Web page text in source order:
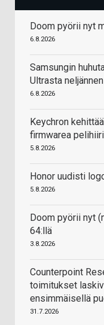
Doom pyörii nyt
6.8.2026
Samsungin
Ultrasta
6.8.2026
Keychron
firmwarea
5.8.2026
Honor uudisti
5.8.2026
Doom pyörii nyt
64:llä
3.8.2026
Counterpoint
toimitukset
ensimmäisellä
31.7.2026